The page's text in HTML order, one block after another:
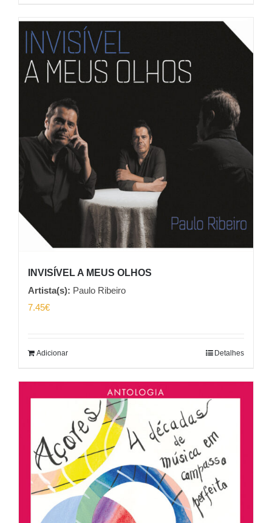
INVISÍVEL A MEUS OLHOS
Artista(s): Paulo Ribeiro
7.45€
Adicionar Detalhes